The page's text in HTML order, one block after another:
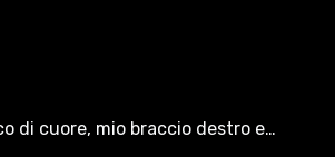
di cuore, mio braccio destro e…